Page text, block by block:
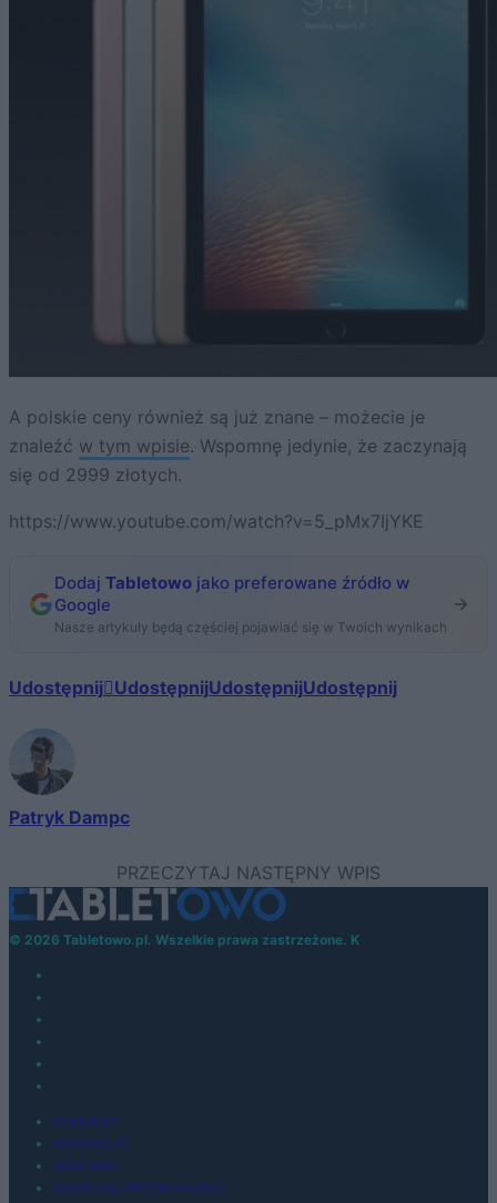
A polskie ceny również są już znane – możecie je
znaleźć w tym wpisie. Wspomnę jedynie, że zaczynają
się od 2999 złotych.
https://www.youtube.com/watch?v=5_pMx7IjYKE
Dodaj Tabletowo jako preferowane źródło w
Google
Nasze artykuły będą częściej pojawiać się w Twoich wynikach
Udostępnij UdostępnijUdostępnijUdostępnij
Patryk Dampc
© 2026 Tabletowo.pl. Wszelkie prawa zastrzeżone. K
KONTAKT
REDAKCJA
REKLAMA
POLITYKA PRYWATNOŚCI